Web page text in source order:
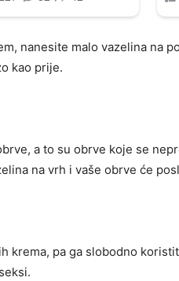
nanesite malo vazelina na
kao prije.
a to su obrve koje se
na vrh i vaše obrve će
krema, pa ga slobodno